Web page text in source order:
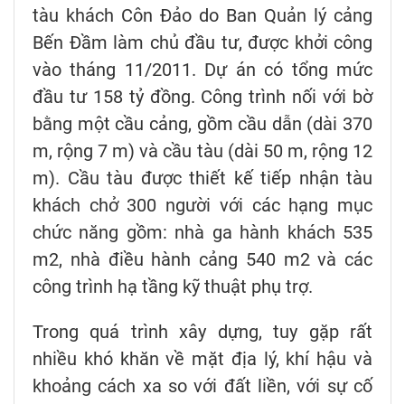
tàu khách Côn Đảo do Ban Quản lý cảng
Bến Đầm làm chủ đầu tư, được khởi công
vào tháng 11/2011. Dự án có tổng mức
đầu tư 158 tỷ đồng. Công trình nối với bờ
bằng một cầu cảng, gồm cầu dẫn (dài 370
m, rộng 7 m) và cầu tàu (dài 50 m, rộng 12
m). Cầu tàu được thiết kế tiếp nhận tàu
khách chở 300 người với các hạng mục
chức năng gồm: nhà ga hành khách 535
m2, nhà điều hành cảng 540 m2 và các
công trình hạ tầng kỹ thuật phụ trợ.
Trong quá trình xây dựng, tuy gặp rất
nhiều khó khăn về mặt địa lý, khí hậu và
khoảng cách xa so với đất liền, với sự cố